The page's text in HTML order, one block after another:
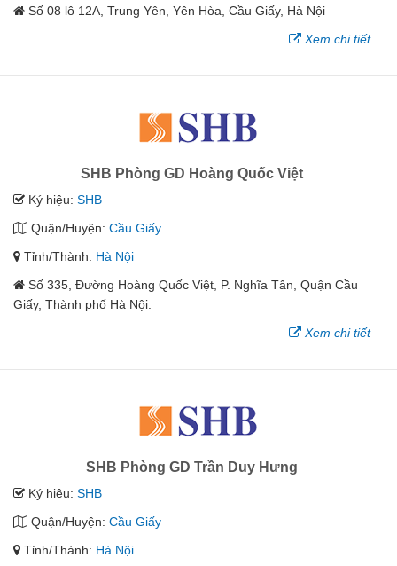
Số 08 lô 12A, Trung Yên, Yên Hòa, Cầu Giấy, Hà Nội
Xem chi tiết
SHB Phòng GD Hoàng Quốc Việt
Ký hiệu: SHB
Quận/Huyện: Cầu Giấy
Tỉnh/Thành: Hà Nội
Số 335, Đường Hoàng Quốc Việt, P. Nghĩa Tân, Quận Cầu
Giấy, Thành phố Hà Nội.
Xem chi tiết
SHB Phòng GD Trần Duy Hưng
Ký hiệu: SHB
Quận/Huyện: Cầu Giấy
Tỉnh/Thành: Hà Nội